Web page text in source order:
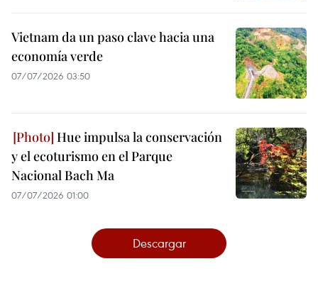
Vietnam da un paso clave hacia una
economía verde
07/07/2026 03:50
Hue impulsa la conservación
y el ecoturismo en el Parque
Nacional Bach Ma
07/07/2026 01:00
Descargar